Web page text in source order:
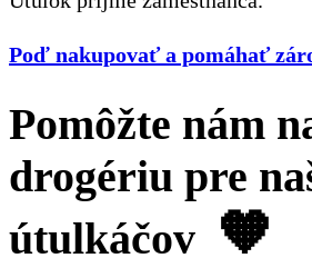
Poď nakupovať a pomáhať
Pomôžte nám
drogériu pre
útulkáčov 🧡